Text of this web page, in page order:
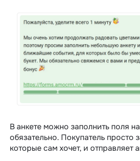
В анкете можно заполнить поля
обязательно. Покупатель просто
которые сам хочет, и отправляет